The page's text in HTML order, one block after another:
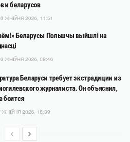
и беларусов
ЖНІЎНЯ 2026, 11:51
Беларусы Польшчы выйшлі на
ЖНІЎНЯ 2026, 08:46
Беларуси требует экстрадиции из
журналиста. Он объяснил,
боится
ЖНІЎНЯ 2026, 18:39